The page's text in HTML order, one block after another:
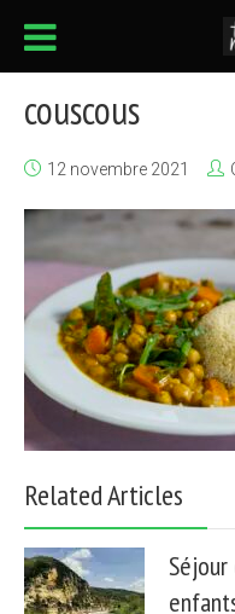
couscous
12 novembre 2021
Related Articles